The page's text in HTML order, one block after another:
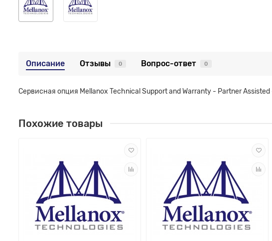
Описание Отзывы 0 Вопрос-ответ 0
Сервисная опция Mellanox Technical Support and Warranty - Partner
Похожие товары